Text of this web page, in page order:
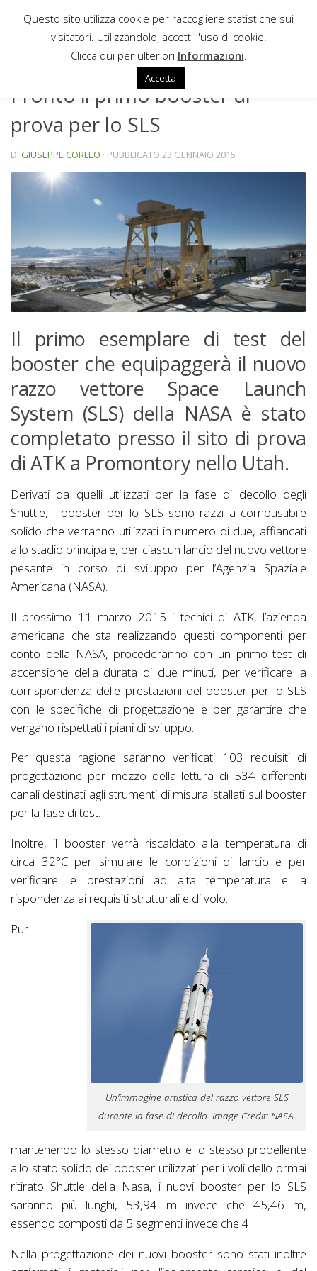
Sotto il contenuto
Pronto il primo booster di
prova per lo SLS
DI GIUSEPPE CORLEO · PUBBLICATO 23 GENNAIO 2015
Il primo esemplare di test del
booster che equipaggerà il nuovo
razzo vettore Space Launch
System (SLS) della NASA è stato
completato presso il sito di prova
di ATK a Promontory nello Utah.
Derivati da quelli utilizzati per la fase di decollo degli
Shuttle, i booster per lo SLS sono razzi a combustibile
solido che verranno utilizzati in numero di due, affiancati
allo stadio principale, per ciascun lancio del nuovo vettore
pesante in corso di sviluppo per l’Agenzia Spaziale
Americana (NASA).
Il prossimo 11 marzo 2015 i tecnici di ATK, l’azienda
americana che sta realizzando questi componenti per
conto della NASA, procederanno con un primo test di
accensione della durata di due minuti, per verificare la
corrispondenza delle prestazioni del booster per lo SLS
con le specifiche di progettazione e per garantire che
vengano rispettati i piani di sviluppo.
Per questa ragione saranno verificati 103 requisiti di
progettazione per mezzo della lettura di 534 differenti
canali destinati agli strumenti di misura istallati sul booster
per la fase di test.
Inoltre, il booster verrà riscaldato alla temperatura di
circa 32°C per simulare le condizioni di lancio e per
verificare le prestazioni ad alta temperatura e la
rispondenza ai requisiti strutturali e di volo.
Un’immagine artistica del razzo vettore SLS
durante la fase di decollo. Image Credit: NASA.
Pur
mantenendo lo stesso diametro e lo stesso propellente
allo stato solido dei booster utilizzati per i voli dello ormai
ritirato Shuttle della Nasa, i nuovi booster per lo SLS
saranno più lunghi, 53,94 m invece che 45,46 m,
essendo composti da 5 segmenti invece che 4.
Nella progettazione dei nuovi booster sono stati inoltre
Questo sito utilizza cookie per raccogliere statistiche sui
visitatori. Utilizzandolo, accetti l'uso di cookie.
Clicca qui per ulteriori Informazioni
Accetta